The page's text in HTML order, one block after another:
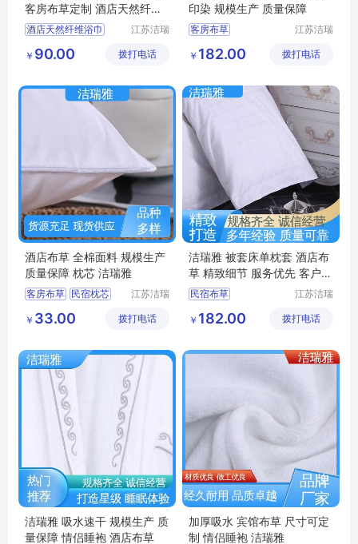
客房布草定制 酒店天然纤维
浴巾 洁瑞雅
酒店天然纤维浴巾
宾馆浴巾 酒店布草
江苏洁瑞
有限公司
￥ 90.00 拨打电话
印染 规模生产 质量保障
客房布草
宾馆床上用品
酒店布草
江苏洁瑞
有限公司
￥ 182.00 拨打电话
酒店布草 全棉面料 规模生产
质量保障 枕芯 洁瑞雅
客房布草 民宿枕芯
酒店布草 宾馆布草
江苏洁瑞
有限公司
￥ 33.00 拨打电话
洁瑞雅 被套床单枕套 酒店布
草 精致细节 服务优先 客户至
上
民宿布草
酒店布草
酒店床上用品
江苏洁瑞
有限公司
￥ 182.00 拨打电话
洁瑞雅 吸水速干 规模生产 质
量保障 情侣睡袍 酒店布草
加厚吸水 宾馆布草 尺寸可定
制 情侣睡袍 洁瑞雅